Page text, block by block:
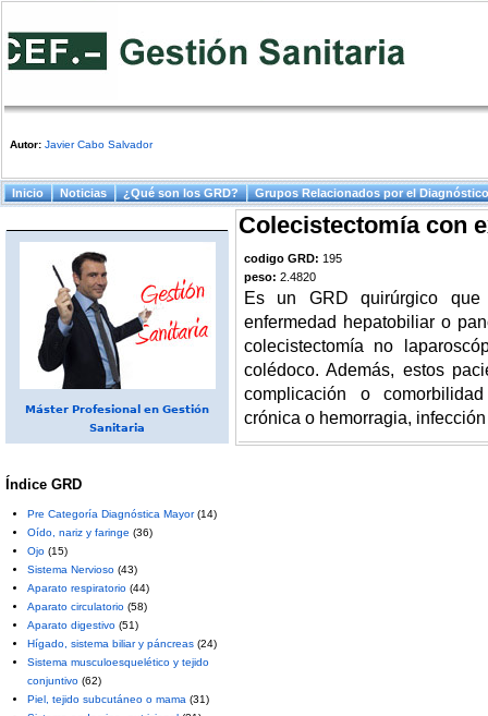
Autor: Javier Cabo Salvador
Colecistectomía con
codigo GRD: 195
peso: 2.4820
Es un GRD quirúrgico
enfermedad hepatobiliar o
colecistectomía no
colédoco. Además, estos
complicación o
crónica o hemorragia,
Menú principal
Inicio Noticias ¿Qué son los GRD? Grupos Relacionados por el Diagnóstico
Máster Profesional en Gestión
Sanitaria
Índice GRD
Pre Categoría Diagnóstica Mayor(14)
Oído, nariz y faringe (36)
Ojo (15)
Sistema Nervioso (43)
Aparato respiratorio (44)
Aparato circulatorio (58)
Aparato digestivo (51)
Hígado, sistema biliar y páncreas (24)
Sistema musculoesquelético y tejido
conjuntivo (62)
Piel, tejido subcutáneo o mama (31)